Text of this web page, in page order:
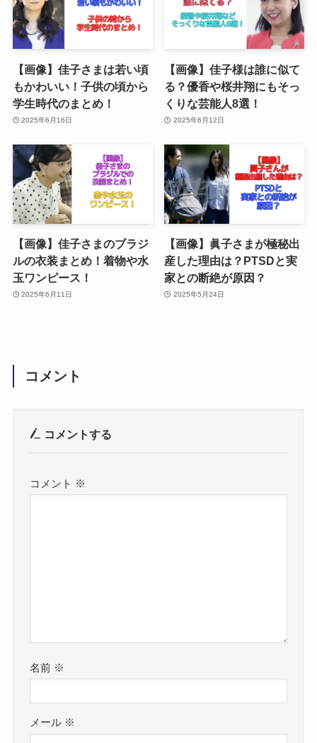
【画像】佳子さまは若い頃
もかわいい！子供の頃から
学生時代のまとめ！
2025年6月16日
【画像】佳子様は誰に似て
る？優香や桜井翔にもそっ
くりな芸能人8選！
2025年6月12日
【画像】佳子さまのブラジ
ルの衣装まとめ！着物や水
玉ワンピース！
2025年6月11日
【画像】眞子さまが極秘出
産した理由は？PTSDと実
家との断絶が原因？
2025年5月24日
コメント
コメントする
コメント ※
名前 ※
メール ※